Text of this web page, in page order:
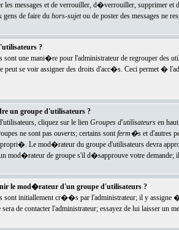
les messages et de verrouiller, d�verrouiller, supprimer
de faire du hors-sujetou de poster des messages ne
?
sont une mani�re pour l'administrateur de regrouper des
peut se voir assigner des droits d'acc�s. Ceci permet
un groupe d'utilisateurs ?
cliquez sur le lien Groupes d'utilisateursen haut
ne sont pas ouverts; certains sontferm�set d'autres
Le mod�rateur du groupe d'utilisateurs devra
mod�rateur de groupe s'il d�sapprouve votre demande;
le mod�rateur d'un groupe d'utilisateurs ?
sont initiallement cr��s par l'administrateur; il y
de contacter l'administrateur; essayez de lui laisser un